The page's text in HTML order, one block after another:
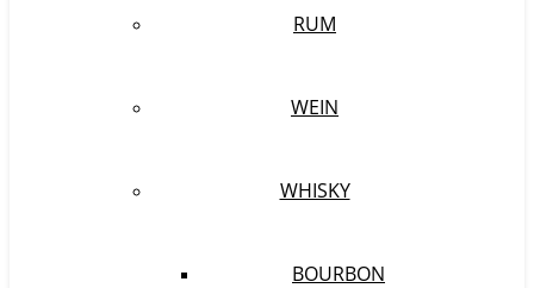
RUM
WEIN
WHISKY
BOURBON